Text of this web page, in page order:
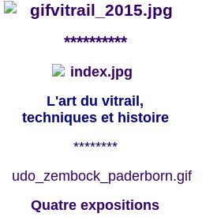
**********
L'art du vitrail,
techniques et histoire
********
Quatre expositions